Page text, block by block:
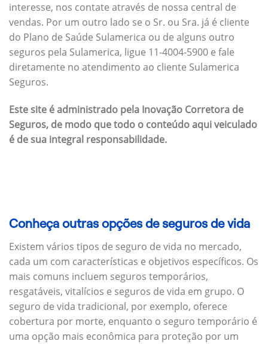
interesse, nos contate através de nossa central de
vendas. Por um outro lado se o Sr. ou Sra. já é cliente
do Plano de Saúde Sulamerica ou de alguns outro
seguros pela Sulamerica, ligue 11-4004-5900 e fale
diretamente no atendimento ao cliente Sulamerica
Seguros.
Este site é administrado pela Inovação Corretora de
Seguros, de modo que todo o conteúdo aqui veiculado
é de sua integral responsabilidade.
Conheça outras opções de seguros de vida
Existem vários tipos de seguro de vida no mercado,
cada um com características e objetivos específicos. Os
mais comuns incluem seguros temporários,
resgatáveis, vitalícios e seguros de vida em grupo. O
seguro de vida tradicional, por exemplo, oferece
cobertura por morte, enquanto o seguro temporário é
uma opção mais econômica para proteção por um